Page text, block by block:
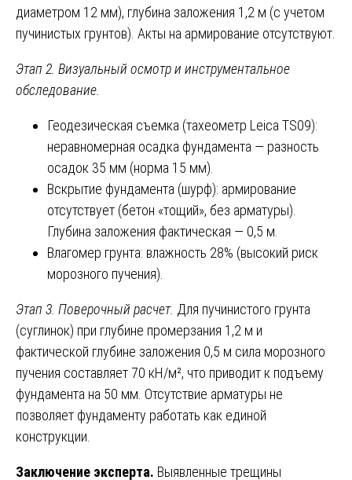
диаметром 12 мм), глубина заложения 1,2 м (с учетом
пучинистых грунтов). Акты на армирование отсутствуют.
Этап 2. Визуальный осмотр и инструментальное
обследование.
Геодезическая съемка (тахеометр Leica TS09):
неравномерная осадка фундамента — разность
осадок 35 мм (норма 15 мм).
Вскрытие фундамента (шурф): армирование
отсутствует (бетон «тощий», без арматуры).
Глубина заложения фактическая — 0,5 м.
Влагомер грунта: влажность 28% (высокий риск
морозного пучения).
Этап 3. Поверочный расчет. Для пучинистого грунта
(суглинок) при глубине промерзания 1,2 м и
фактической глубине заложения 0,5 м сила морозного
пучения составляет 70 кН/м², что приводит к подъему
фундамента на 50 мм. Отсутствие арматуры не
позволяет фундаменту работать как единой
конструкции.
Заключение эксперта. Выявленные трещины